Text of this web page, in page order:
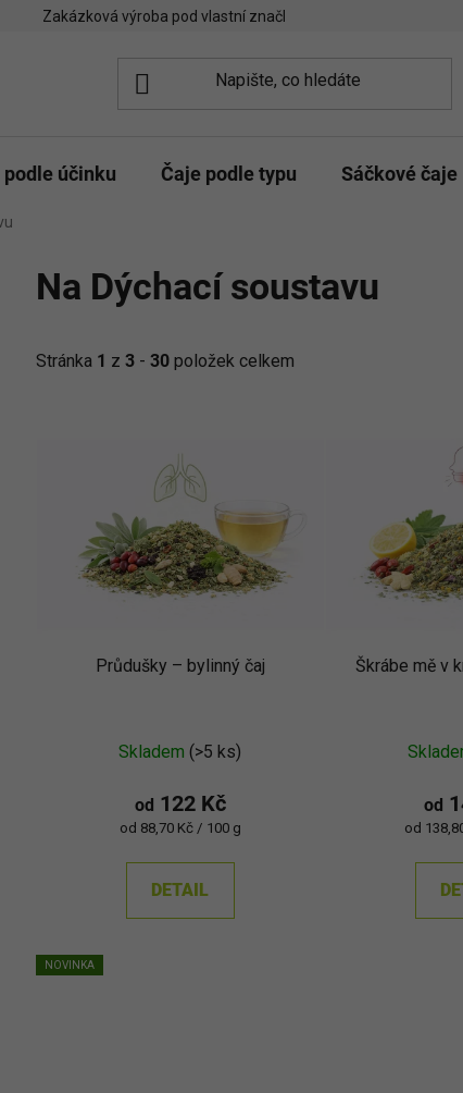
Zakázková výroba pod vlastní značkou
účinku Čaje podle typu Sáčkové čaje
Na Dýchací soustavu
Stránka 1 z 3 - 30 položek celkem
Průdušky –⁠⁠⁠⁠⁠ bylinný čaj
hodnocení
produktu
je
z
Skladem(>5 ks)
od 122 Kč
Měrná
od 88,70 Kč / 100 g
DETAIL
Škrábe mě v
od
Měrná
od
NOVINKA